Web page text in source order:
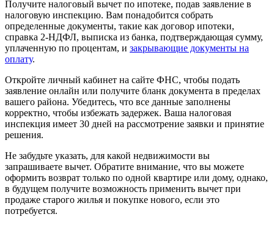
Получите налоговый вычет по ипотеке, подав заявление в
налоговую инспекцию. Вам понадобится собрать
определенные документы, такие как договор ипотеки,
справка 2-НДФЛ, выписка из банка, подтверждающая сумму,
уплаченную по процентам, и закрывающие документы на
оплату.
Откройте личный кабинет на сайте ФНС, чтобы подать
заявление онлайн или получите бланк документа в пределах
вашего района. Убедитесь, что все данные заполнены
корректно, чтобы избежать задержек. Ваша налоговая
инспекция имеет 30 дней на рассмотрение заявки и принятие
решения.
Не забудьте указать, для какой недвижимости вы
запрашиваете вычет. Обратите внимание, что вы можете
оформить возврат только по одной квартире или дому, однако,
в будущем получите возможность применить вычет при
продаже старого жилья и покупке нового, если это
потребуется.